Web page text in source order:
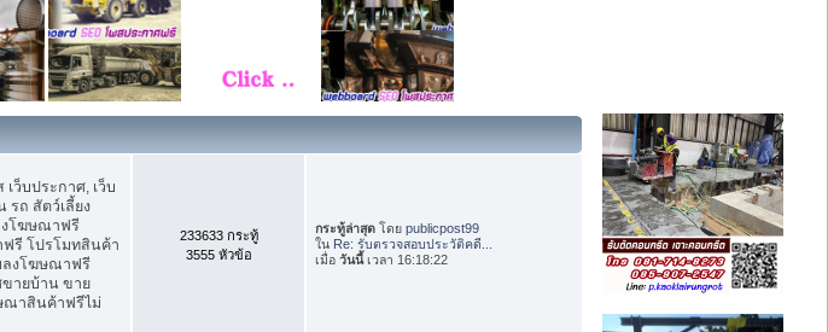
ว็บประกาศ, เว็บ
รถ สัตว์เลี้ยง
งโฆษณาฟรี
ฟรี โปรโมทสินค้า
ลงโฆษณาฟรี
ายบ้าน ขาย
ณาสินค้าฟรีไม่
233633 กระทู้
3555 หัวข้อ
กระทู้ล่าสุด โดยpublicpost99
ใน Re: รับตรวจสอบประวัติคดี...
เมื่อวันนี้เวลา 16:18:22